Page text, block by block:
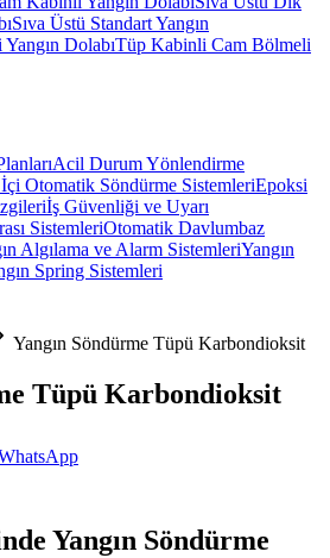
Sıva Üstü Standart Yangın
DolabıTüp Kabinli Cam Bölmeli
Acil Durum Yönlendirme
Otomatik Söndürme SistemleriEpoksi
İş Güvenliği ve Uyarı
SistemleriOtomatik Davlumbaz
Algılama ve Alarm SistemleriYangın
Spring Sistemleri
Yangın Söndürme Tüpü Karbondioksit
Tüpü Karbondioksit
Yangın Söndürme